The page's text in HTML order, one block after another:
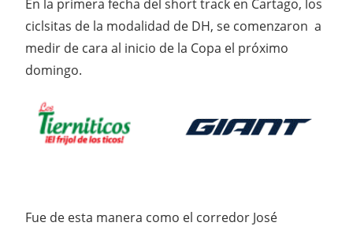
En la primera fecha del short track en Cartago, los
ciclsitas de la modalidad de DH, se comenzaron a
medir de cara al inicio de la Copa el próximo
domingo.
Fue de esta manera como el corredor José